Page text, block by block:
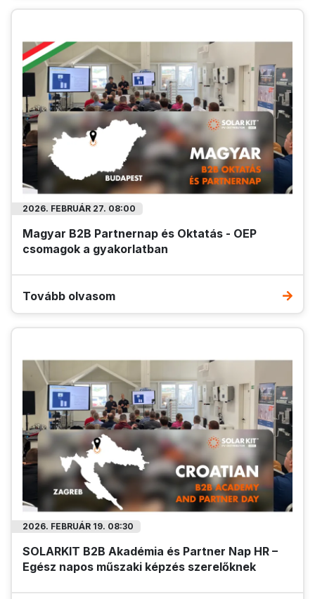
2026. FEBRUÁR 27. 08:00
Magyar B2B Partnernap és Oktatás - OEP
csomagok a gyakorlatban
Tovább olvasom
2026. FEBRUÁR 19. 08:30
SOLARKIT B2B Akadémia és Partner Nap HR –
Egész napos műszaki képzés szerelőknek